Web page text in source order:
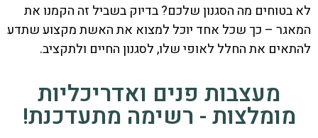
לא בטוחים מה הסגנון שלכם? בדיוק בשביל זה הקמנו את
המאגר – כך שכל אחד יוכל למצוא את האשת מקצוע שתדע
להתאים את החלל לאופי שלו, לסגנון החיים ולתקציב.
מעצבות פנים ואדריכליות
מומלצות - רשימה מתעדכנת!